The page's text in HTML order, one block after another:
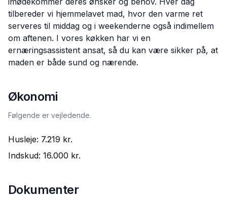
tilbereder vi hjemmelavet mad, hvor den varme ret
serveres til middag og i weekenderne også indimellem
om aftenen. I vores køkken har vi en
ernæringsassistent ansat, så du kan være sikker på, at
maden er både sund og nærende.
Økonomi
Følgende er vejledende.
Husleje: 7.219 kr.
Indskud: 16.000 kr.
Dokumenter